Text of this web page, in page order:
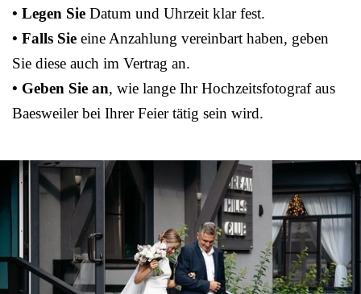
• Legen Sie Datum und Uhrzeit klar fest.
• Falls Sie eine Anzahlung vereinbart haben, geben
Sie diese auch im Vertrag an.
• Geben Sie an, wie lange Ihr Hochzeitsfotograf aus
Baesweiler bei Ihrer Feier tätig sein wird.